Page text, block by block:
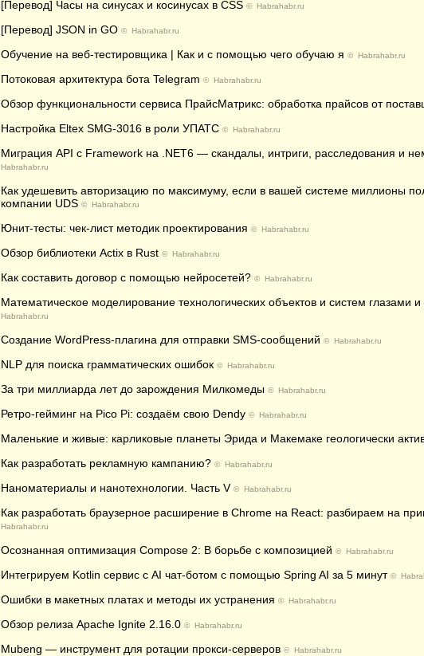
[Перевод] Часы на синусах и косинусах в CSS © Habrahabr.ru
[Перевод] JSON in GO © Habrahabr.ru
Обучение на веб-тестировщика | Как и с помощью чего обучаю я © Habrahabr.ru
Потоковая архитектура бота Telegram © Habrahabr.ru
Обзор функциональности сервиса ПрайсМатрикс: обработка прайсов от
Настройка Eltex SMG-3016 в роли УПАТС © Habrahabr.ru
Миграция API с Framework на .NET6 — скандалы, интриги, расследования и
Habrahabr.ru
Как удешевить авторизацию по максимуму, если в вашей системе миллионы
компании UDS © Habrahabr.ru
Юнит-тесты: чек-лист методик проектирования © Habrahabr.ru
Обзор библиотеки Actix в Rust © Habrahabr.ru
Как составить договор с помощью нейросетей? © Habrahabr.ru
Математическое моделирование технологических объектов и систем глазами и
Habrahabr.ru
Создание WordPress-плагина для отправки SMS-сообщений © Habrahabr.ru
NLP для поиска грамматических ошибок © Habrahabr.ru
За три миллиарда лет до зарождения Милкомеды © Habrahabr.ru
Ретро-гейминг на Pico Pi: создаём свою Dendy © Habrahabr.ru
Маленькие и живые: карликовые планеты Эрида и Макемаке геологически
Как разработать рекламную кампанию? © Habrahabr.ru
Наноматериалы и нанотехнологии. Часть V © Habrahabr.ru
Как разработать браузерное расширение в Chrome на React: разбираем на
Habrahabr.ru
Осознанная оптимизация Compose 2: В борьбе с композицией © Habrahabr.ru
Интегрируем Kotlin сервис с AI чат-ботом с помощью Spring AI за 5 минут ©
Ошибки в макетных платах и методы их устранения © Habrahabr.ru
Обзор релиза Apache Ignite 2.16.0 © Habrahabr.ru
Mubeng — инструмент для ротации прокси-серверов © Habrahabr.ru